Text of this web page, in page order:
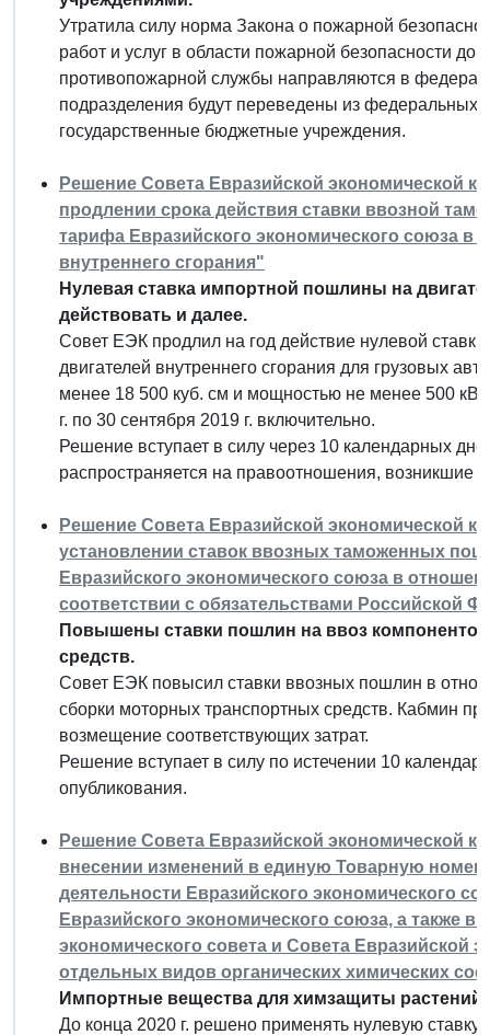
Утратила силу норма Закона о пожарной
работ и услуг в области пожарной безопасности
противопожарной службы направляются в
подразделения будут переведены из
государственные бюджетные учреждения.
Решение Совета Евразийской экономической
продлении срока действия ставки ввозной
тарифа Евразийского экономического союза в
внутреннего сгорания"
Нулевая ставка импортной пошлины на
действовать и далее.
Совет ЕЭК продлил на год действие нулевой
двигателей внутреннего сгорания для грузовых
менее 18 500 куб. см и мощностью не менее 500
г. по 30 сентября 2019 г. включительно.
Решение вступает в силу через 10 календарных
распространяется на правоотношения, возникшие с
Решение Совета Евразийской экономической
установлении ставок ввозных таможенных
Евразийского экономического союза в
соответствии с обязательствами Российской
Повышены ставки пошлин на ввоз
средств.
Совет ЕЭК повысил ставки ввозных пошлин в
сборки моторных транспортных средств. Кабмин
возмещение соответствующих затрат.
Решение вступает в силу по истечении 10
опубликования.
Решение Совета Евразийской экономической
внесении изменений в единую Товарную
деятельности Евразийского экономического
Евразийского экономического союза, а также
экономического совета и Совета Евразийской
отдельных видов органических химических
Импортные вещества для химзащиты растений
До конца 2020 г. решено применять нулевую